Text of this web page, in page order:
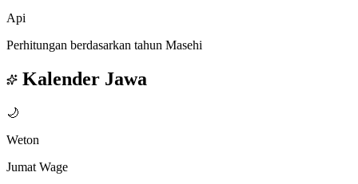
Api
Perhitungan berdasarkan tahun Masehi
Kalender Jawa
🌙
Weton
Jumat Wage